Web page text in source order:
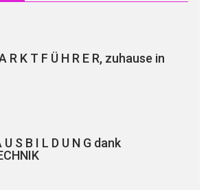
R K T F Ü H R E R, zuhause in
S B I L D U N G dank